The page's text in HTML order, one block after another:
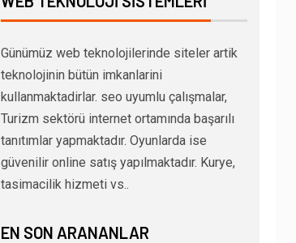
Günümüz web teknolojilerinde siteler artik
teknolojinin bütün imkanlarini
kullanmaktadirlar. seo uyumlu çalışmalar,
Turizm sektörü internet ortamında başarılı
tanıtımlar yapmaktadır. Oyunlarda ise
güvenilir online satış yapılmaktadır. Kurye,
tasimacilik hizmeti vs..
EN SON ARANANLAR